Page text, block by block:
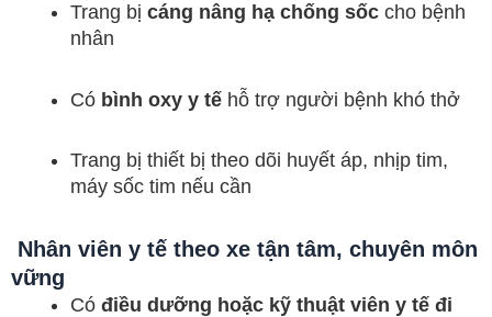
Trang bị cáng nâng hạ chống sốc cho bệnh
nhân
Có bình oxy y tế hỗ trợ người bệnh khó thở
Trang bị thiết bị theo dõi huyết áp, nhịp tim,
máy sốc tim nếu cần
Nhân viên y tế theo xe tận tâm, chuyên môn
vững
Có điều dưỡng hoặc kỹ thuật viên y tế đi